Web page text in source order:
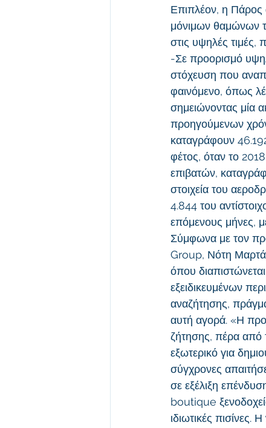
Επιπλέον, η Πάρος
μόνιμων θαμώνων
στις υψηλές τιμές,
-Σε προορισμό
στόχευση που
φαινόμενο, όπως
σημειώνοντας μία
προηγούμενων
καταγράφουν
φέτος, όταν το
επιβατών,
στοιχεία του
4.844 του
επόμενους μήνες,
Σύμφωνα με τον
Group, Νότη
όπου
εξειδικευμένων
αναζήτησης,
αυτή αγορά. «Η
ζήτησης, πέρα από
εξωτερικό για
σύγχρονες
σε εξέλιξη
boutique
ιδιωτικές πισίνες.